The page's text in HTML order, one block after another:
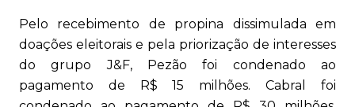
Pelo recebimento de propina dissimulada em
doações eleitorais e pela priorização de interesses
do grupo J&F, Pezão foi condenado ao
pagamento de R$ 15 milhões. Cabral foi